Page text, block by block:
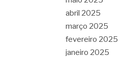
abril 2025
março 2025
fevereiro 2025
janeiro 2025